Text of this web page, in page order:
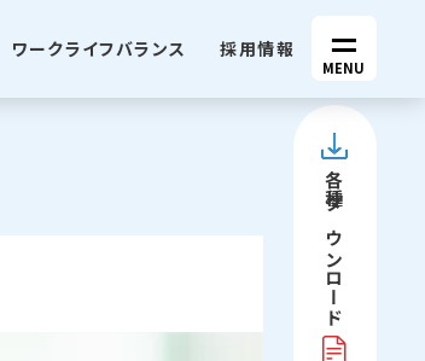
ワークライフバランス 採用情報
MENU
各種
ダウンロード